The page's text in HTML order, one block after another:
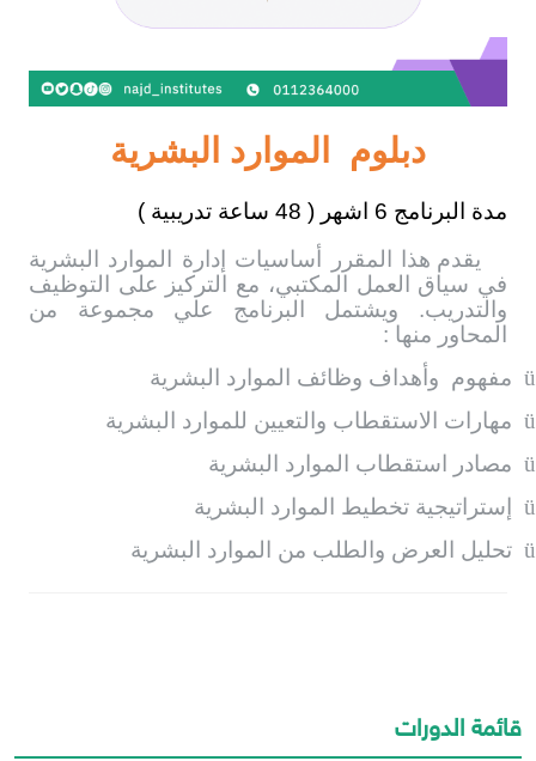
دبلوم الموارد البشرية
مدة البرنامج 6 اشهر ( 48 ساعة تدريبية )
يقدم هذا المقرر أساسيات إدارة الموارد البشرية
في سياق العمل المكتبي، مع التركيز على التوظيف
والتدريب. ويشتمل البرنامج علي مجموعة من
المحاور منها :
ü مفهوم وأهداف وظائف الموارد البشرية
ü مهارات الاستقطاب والتعيين للموارد البشرية
ü مصادر استقطاب الموارد البشرية
ü
إستراتيجية تخطيط الموارد البشرية
ü تحليل العرض والطلب من الموارد البشرية
قائمة الدورات